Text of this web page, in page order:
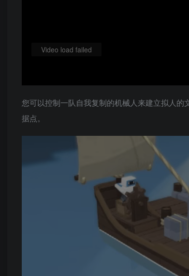
Video load failed
您可以控制一队自我复制的机械人来建立拟人
据点。